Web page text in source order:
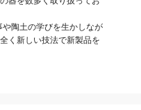
陶土の学びを生かしなが
く新しい技法で新製品を